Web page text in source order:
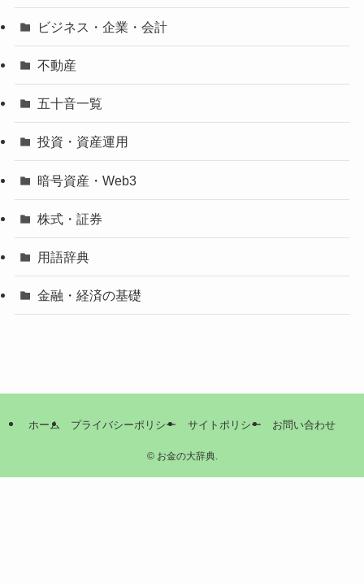
ビジネス・企業・会計
不動産
五十音一覧
投資・資産運用
暗号資産・Web3
株式・証券
用語辞典
金融・経済の基礎
ホーム プライバシーポリシー サイトポリシー お問い合わせ
©お金の大辞典.